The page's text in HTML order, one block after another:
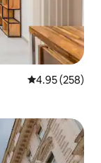
औसत रेटिंग 5 में से
4.95 (258)